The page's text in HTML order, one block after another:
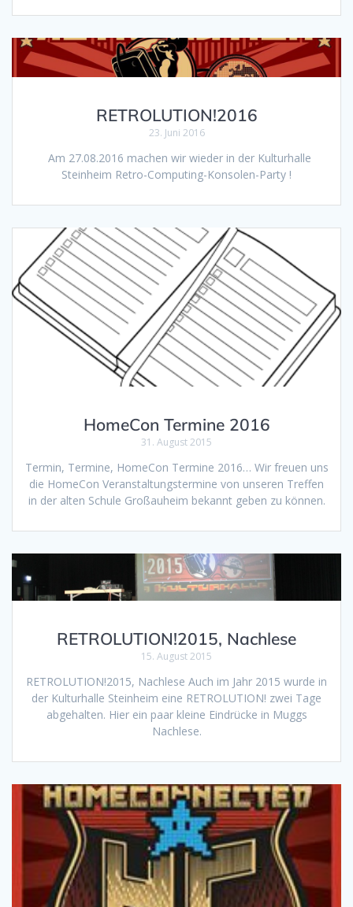
RETROLUTION!2016
23. Juni 2016
Am 27.08.2016 machen wir wieder in der Kulturhalle
Steinheim Retro-Computing-Konsolen-Party !
HomeCon Termine 2016
31. August 2015
Termin, Termine, HomeCon Termine 2016… Wir freuen uns
die HomeCon Veranstaltungstermine von unseren Treffen
in der alten Schule Großauheim bekannt geben zu können.
RETROLUTION!2015, Nachlese
15. August 2015
RETROLUTION!2015, Nachlese Auch im Jahr 2015 wurde in
der Kulturhalle Steinheim eine RETROLUTION! zwei Tage
abgehalten. Hier ein paar kleine Eindrücke in Muggs
Nachlese.